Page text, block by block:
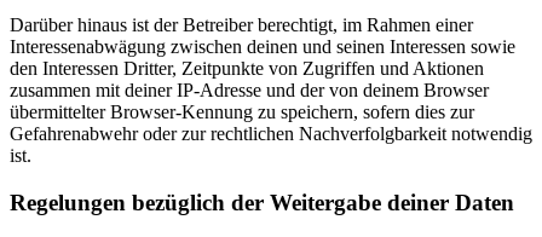
Darüber hinaus ist der Betreiber berechtigt, im Rahmen einer
Interessenabwägung zwischen deinen und seinen Interessen sowie
den Interessen Dritter, Zeitpunkte von Zugriffen und Aktionen
zusammen mit deiner IP-Adresse und der von deinem Browser
übermittelter Browser-Kennung zu speichern, sofern dies zur
Gefahrenabwehr oder zur rechtlichen Nachverfolgbarkeit notwendig
ist.
Regelungen bezüglich der Weitergabe deiner Daten